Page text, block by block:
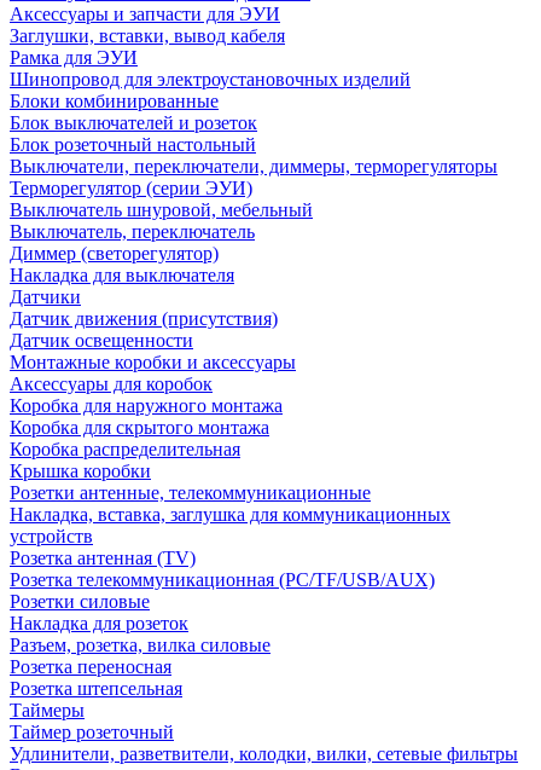
Аксессуары и запчасти для ЭУИ
Заглушки, вставки, вывод кабеля
Рамка для ЭУИ
Шинопровод для электроустановочных изделий
Блоки комбинированные
Блок выключателей и розеток
Блок розеточный настольный
Выключатели, переключатели, диммеры, терморегуляторы
Терморегулятор (серии ЭУИ)
Выключатель шнуровой, мебельный
Выключатель, переключатель
Диммер (светорегулятор)
Накладка для выключателя
Датчики
Датчик движения (присутствия)
Датчик освещенности
Монтажные коробки и аксессуары
Аксессуары для коробок
Коробка для наружного монтажа
Коробка для скрытого монтажа
Коробка распределительная
Крышка коробки
Розетки антенные, телекоммуникационные
Накладка, вставка, заглушка для коммуникационных
устройств
Розетка антенная (TV)
Розетка телекоммуникационная (PC/TF/USB/AUX)
Розетки силовые
Накладка для розеток
Разъем, розетка, вилка силовые
Розетка переносная
Розетка штепсельная
Таймеры
Таймер розеточный
Удлинители, разветвители, колодки, вилки, сетевые фильтры